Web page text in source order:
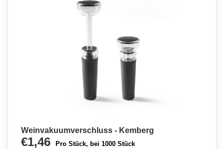
Weinvakuumverschluss - Kemberg
€1,46 Pro Stück, bei 1000 Stück